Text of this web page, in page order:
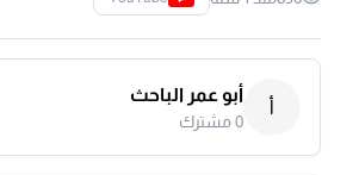
أ
أبو عمر الباحث
0مشترك